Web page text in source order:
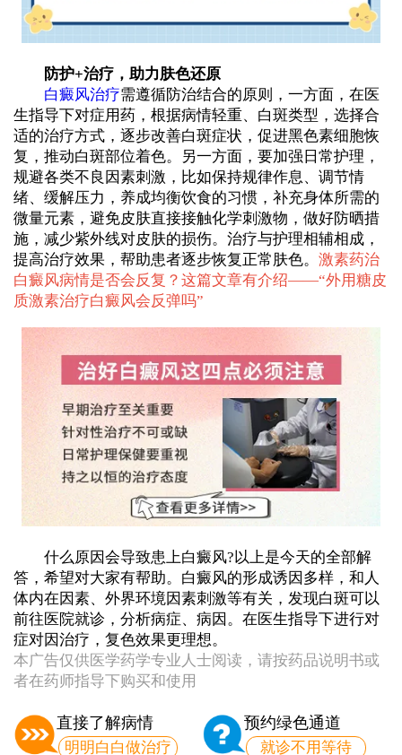
防护+治疗，助力肤色还原
白癜风治疗需遵循防治结合的原则，一方面，在医
生指导下对症用药，根据病情轻重、白斑类型，选择合
适的治疗方式，逐步改善白斑症状，促进黑色素细胞恢
复，推动白斑部位着色。另一方面，要加强日常护理，
规避各类不良因素刺激，比如保持规律作息、调节情
绪、缓解压力，养成均衡饮食的习惯，补充身体所需的
微量元素，避免皮肤直接接触化学刺激物，做好防晒措
施，减少紫外线对皮肤的损伤。治疗与护理相辅相成，
提高治疗效果，帮助患者逐步恢复正常肤色。 激素药治
白癜风病情是否会反复？这篇文章有介绍——“外用糖皮
质激素治疗白癜风会反弹吗”
什么原因会导致患上白癜风?以上是今天的全部解
答，希望对大家有帮助。白癜风的形成诱因多样，和人
体内在因素、外界环境因素刺激等有关，发现白斑可以
前往医院就诊，分析病症、病因。在医生指导下进行对
症对因治疗，复色效果更理想。
本广告仅供医学药学专业人士阅读，请按药品说明书或
者在药师指导下购买和使用
直接了解病情
明明白白做治疗
预约绿色通道
就诊不用等待